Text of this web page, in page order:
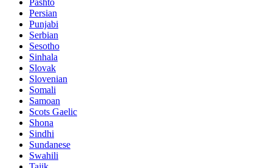
Persian
Punjabi
Serbian
Sesotho
Sinhala
Slovak
Slovenian
Somali
Samoan
Scots Gaelic
Shona
Sindhi
Sundanese
Swahili